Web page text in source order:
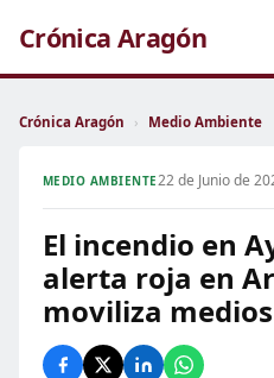
Crónica Aragón
Crónica Aragón › Medio Ambiente
MEDIO AMBIENTE22 de Junio de
El incendio en
alerta roja en
moviliza